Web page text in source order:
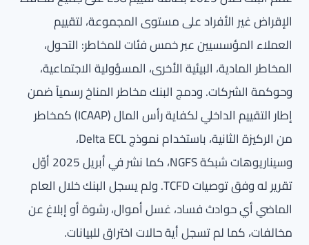
الإقراض غير الأفراد على مستوى المجموعة، لتقييم
العملاء المؤسسيين عبر خمس فئات للمخاطر: التحول،
المخاطر المادية، البيئية الأخرى، المسؤولية الاجتماعية،
وحوكمة الشركات. ودمج البنك مخاطر المناخ رسمياً ضمن
إطار التقييم الداخلي لكفاية رأس المال (ICAAP) كمخاطر
من الركيزة الثانية، باستخدام نموذج Delta ECL،
وسيناريوهات شبكة NGFS، كما نشر في أبريل 2025 أوّل
تقرير له وفق توصيات TCFD. ولم يسجل البنك خلال العام
الماضي أي حوادث فساد، غسل أموال، رشوة أو إبلاغ عن
مخالفات، كما لم تسجل أية حالات اختراق للبيانات.